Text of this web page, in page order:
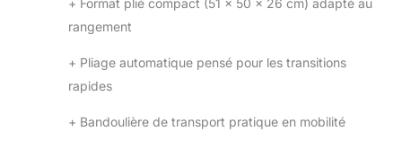
+ Format plié compact (51 x 50 x 26 cm) adapté au
rangement
+ Pliage automatique pensé pour les transitions
rapides
+ Bandoulière de transport pratique en mobilité